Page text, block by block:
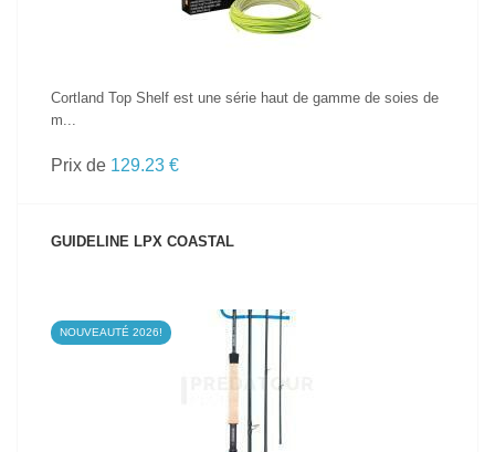
Cortland Top Shelf est une série haut de gamme de soies de
m...
Prix de 129.23 €
GUIDELINE LPX COASTAL
NOUVEAUTÉ 2026!
VOIR LE PRODUIT